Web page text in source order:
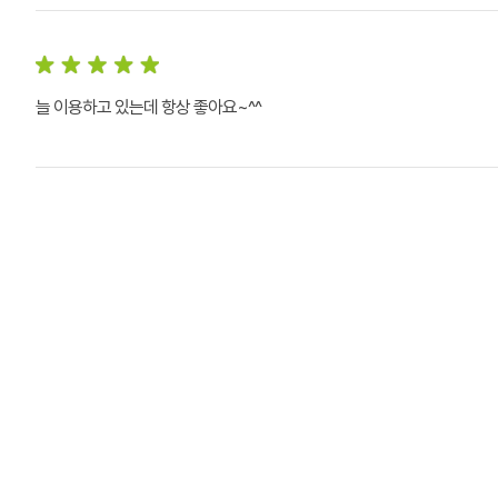
늘 이용하고 있는데 항상 좋아요~^^